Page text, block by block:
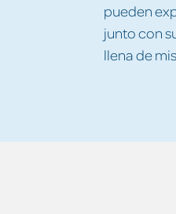
pueden
junto con
llena de